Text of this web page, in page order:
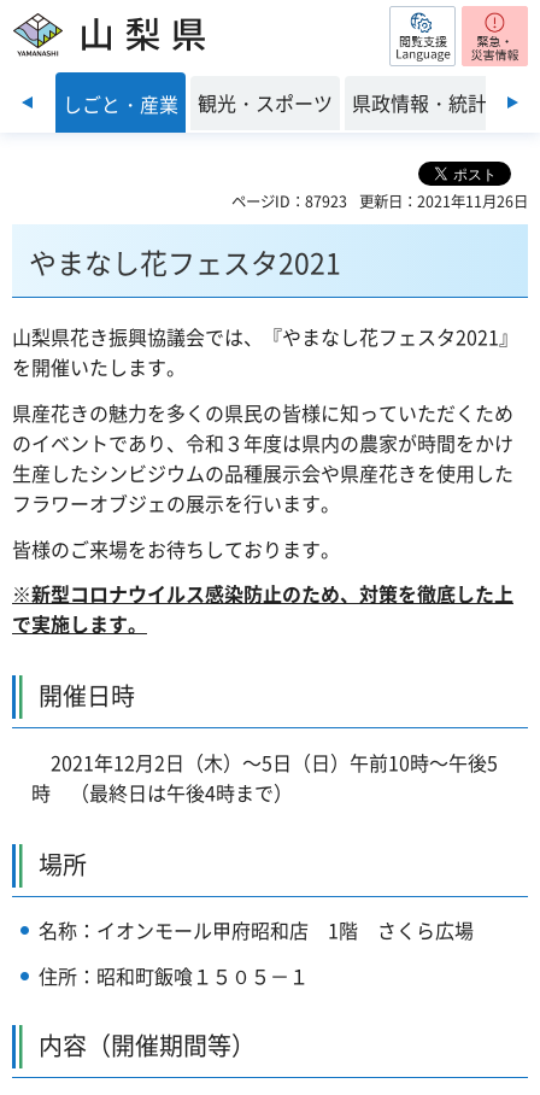
山梨県 閲覧支援
前のスライドを表示
境 しごと・産業 観光・スポーツ 県政情報・統計
ページID：87923 更新日：2021年11月26日
やまなし花フェスタ2021
山梨県花き振興協議会では、『やまなし花フェスタ2021』
を開催いたします。
県産花きの魅力を多くの県民の皆様に知っていただくため
のイベントであり、令和３年度は県内の農家が時間をかけ
生産したシンビジウムの品種展示会や県産花きを使用した
フラワーオブジェの展示を行います。
皆様のご来場をお待ちしております。
※新型コロナウイルス感染防止のため、対策を徹底した上
で実施します。
開催日時
2021年12月2日（木）～5日（日）午前10時～午後5
時 （最終日は午後4時まで）
場所
名称：イオンモール甲府昭和店 1階 さくら広場
住所：昭和町飯喰１５０５－１
内容（開催期間等）